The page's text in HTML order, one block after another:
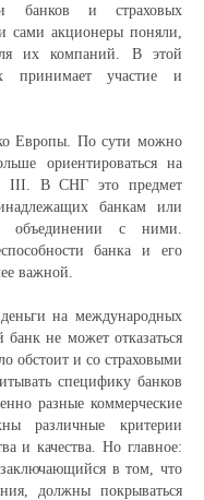
банков и страховых
сами акционеры поняли,
их компаний. В этой
принимает участие и
Европы. По сути можно
ориентироваться на
III. В СНГ это предмет
банкам или
объединении с ними.
банка и его
важной.
на международных
не может отказаться
обстоит и со страховыми
специфику банков
разные коммерческие
различные критерии
и качества. Но главное:
в том, что
должны покрываться